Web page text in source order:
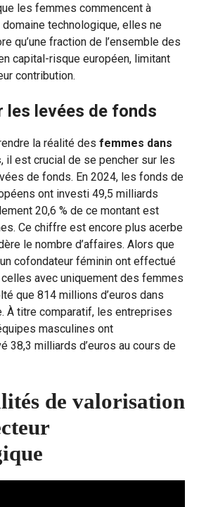
les femmes commencent à
domaine technologique, elles ne
qu’une fraction de l’ensemble des
capital-risque européen, limitant
contribution.
les levées de fonds
la réalité des femmes dans
, il est crucial de se pencher sur les
de fonds. En 2024, les fonds de
ont investi 49,5 milliards
20,6 % de ce montant est
Ce chiffre est encore plus acerbe
le nombre d’affaires. Alors que
cofondateur féminin ont effectué
avec uniquement des femmes
que 814 millions d’euros dans
À titre comparatif, les entreprises
masculines ont
38,3 milliards d’euros au cours de
de valorisation